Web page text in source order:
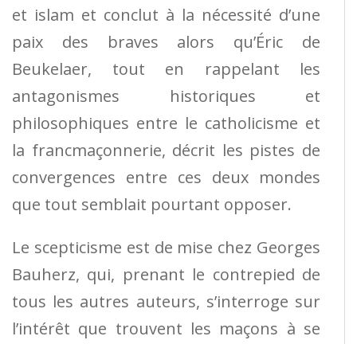
et islam et conclut à la nécessité d’une
paix des braves alors qu’Éric de
Beukelaer, tout en rappelant les
antagonismes historiques et
philosophiques entre le catholicisme et
la francmaçonnerie, décrit les pistes de
convergences entre ces deux mondes
que tout semblait pourtant opposer.
Le scepticisme est de mise chez Georges
Bauherz, qui, prenant le contrepied de
tous les autres auteurs, s’interroge sur
l’intérêt que trouvent les maçons à se